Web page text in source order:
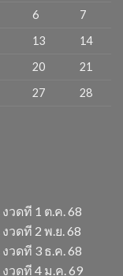
6
7
13
14
20
21
27 28
วดที 1 ต.ค. 68
วดที 2 พ.ย. 68
วดที 3 ธ.ค. 68
วดที 4 ม.ค. 69